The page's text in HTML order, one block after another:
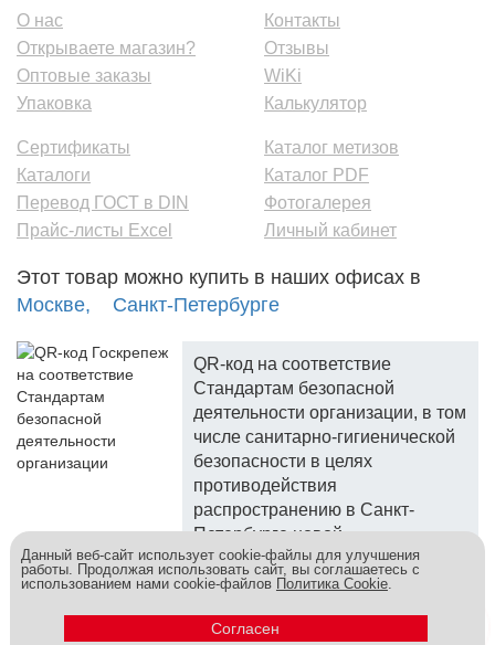
О нас
Открываете магазин?
Оптовые заказы
Упаковка
Контакты
Отзывы
WiKi
Калькулятор
Сертификаты
Каталоги
Перевод ГОСТ в DIN
Прайс-листы Excel
Каталог метизов
Каталог PDF
Фотогалерея
Личный кабинет
Этот товар можно купить в наших офисах в
Москве,
Санкт-Петербурге
QR-код на соответствие
Стандартам безопасной
деятельности организации, в том
числе санитарно-гигиенической
безопасности в целях
противодействия
распространению в Санкт-
Петербурге новой
коронавирусной инфекции.
Метизы и крепеж оптом - это к нам! © 2026
Данный веб-сайт использует cookie-файлы для улучшения
работы. Продолжая использовать сайт, вы соглашаетесь с
использованием нами cookie-файлов Политика Cookie.
Согласен